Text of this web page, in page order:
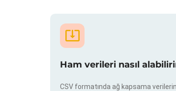
Ham verileri nasıl
CSV formatında ağ kapsama